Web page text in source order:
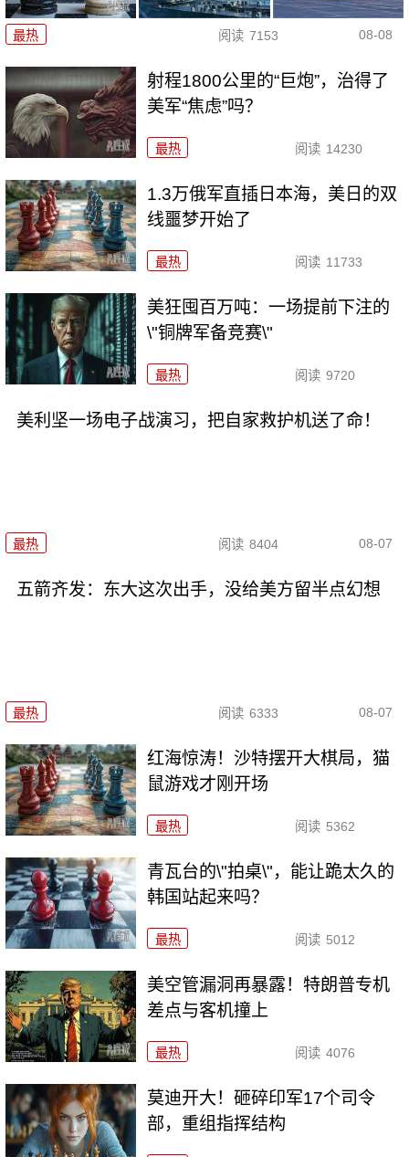
最热 阅读 7153 08-08
射程1800公里的“巨炮”，治得了
美军“焦虑”吗？
最热 阅读 14230
1.3万俄军直插日本海，美日的双
线噩梦开始了
最热 阅读 11733
美狂囤百万吨：一场提前下注的
\"铜牌军备竞赛\"
最热 阅读 9720
美利坚一场电子战演习，把自家救护机送了命！
最热 阅读 8404 08-07
五箭齐发：东大这次出手，没给美方留半点幻想
最热 阅读 6333 08-07
红海惊涛！沙特摆开大棋局，猫
鼠游戏才刚开场
最热 阅读 5362
青瓦台的\"拍桌\"，能让跪太久的
韩国站起来吗？
最热 阅读 5012
美空管漏洞再暴露！特朗普专机
差点与客机撞上
最热 阅读 4076
莫迪开大！砸碎印军17个司令
部，重组指挥结构